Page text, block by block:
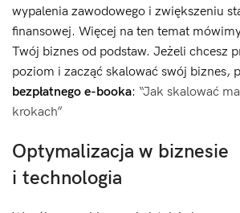
wypalenia zawodowego i zwiększeniu
finansowej. Więcej na ten temat
Twój biznes od podstaw. Jeżeli chcesz
poziom i zacząć skalować swój biznes,
bezpłatnego e-booka: “Jak skalować
krokach”
Optymalizacja w biznesie
i technologia